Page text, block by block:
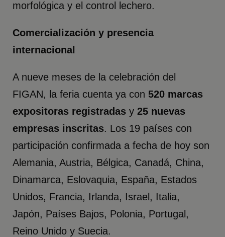
morfológica y el control lechero.
Comercialización y presencia
internacional
A nueve meses de la celebración del
FIGAN, la feria cuenta ya con520 marcas
expositoras registradasy25 nuevas
empresas inscritas. Los 19 países con
participación confirmada a fecha de hoy son
Alemania, Austria, Bélgica, Canadá, China,
Dinamarca, Eslovaquia, España, Estados
Unidos, Francia, Irlanda, Israel, Italia,
Japón, Países Bajos, Polonia, Portugal,
Reino Unido y Suecia.